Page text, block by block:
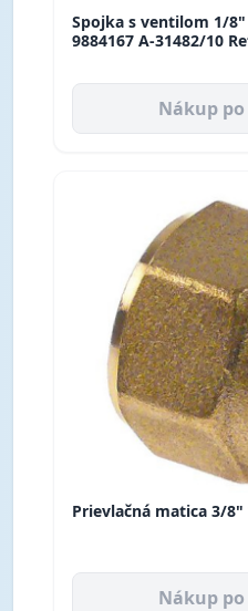
Spojka s ventilom 1/8"
9884167 A-31482/10
Nákup
Prievlačná matica 3/
Nákup